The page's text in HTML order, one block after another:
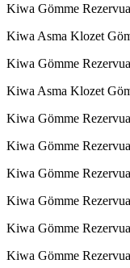
Kiwa Gömme
Kiwa Asma Klozet
Kiwa Gömme
Kiwa Asma Klozet
Kiwa Gömme
Kiwa Gömme
Kiwa Gömme
Kiwa Gömme
Kiwa Gömme
Kiwa Gömme